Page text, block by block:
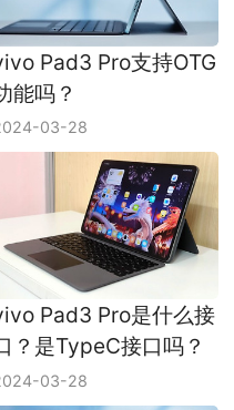
Pad3 Pro支持OTG
能吗？
03-28
Pad3 Pro是什么接
？是TypeC接口吗？
03-28